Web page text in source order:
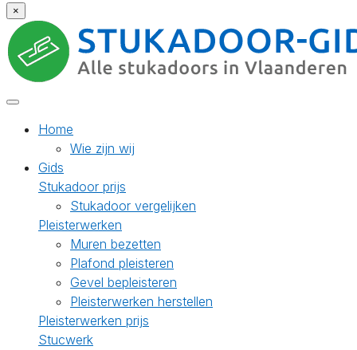
×
Home
Wie zijn wij
Gids
Stukadoor prijs
Stukadoor vergelijken
Pleisterwerken
Muren bezetten
Plafond pleisteren
Gevel bepleisteren
Pleisterwerken herstellen
Pleisterwerken prijs
Stucwerk